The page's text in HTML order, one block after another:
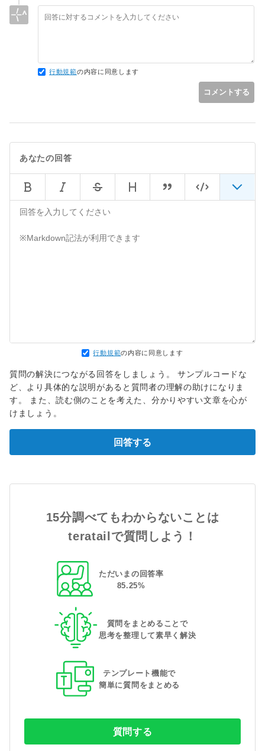
行動規範の内容に同意します
コメントする
あなたの回答
行動規範の内容に同意します
質問の解決につながる回答をしましょう。 サンプルコードな
ど、より具体的な説明があると質問者の理解の助けになりま
す。 また、読む側のことを考えた、分かりやすい文章を心が
けましょう。
回答する
15分調べてもわからないことは
teratailで質問しよう！
ただいまの回答率
85.25%
質問をまとめることで
思考を整理して素早く解決
テンプレート機能で
簡単に質問をまとめる
質問する